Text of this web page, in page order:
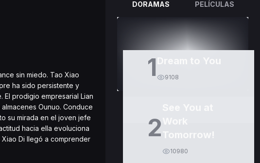
sin miedo. Tao Xiao
ha sido persistente y
El prodigio empresarial Lian
Ounuo. Conduce
su mirada en el joven jefe
hacia ella evoluciona
Di llegó a comprender
DORAMAS PELÍCULAS
1 9108
2Work
Tomorrow!
10980